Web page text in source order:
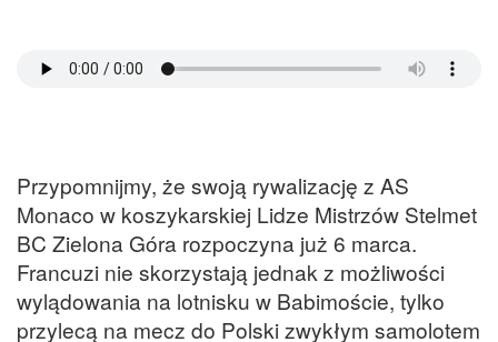
Przypomnijmy, że swoją rywalizację z AS
Monaco w koszykarskiej Lidze Mistrzów Stelmet
BC Zielona Góra rozpoczyna już 6 marca.
Francuzi nie skorzystają jednak z możliwości
wylądowania na lotnisku w Babimoście, tylko
przylecą na mecz do Polski zwykłym samolotem